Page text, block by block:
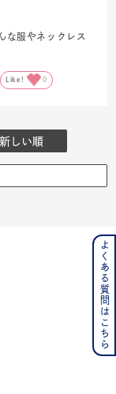
な服やネックレス
Like! 0
しい順
よくある質問はこちら